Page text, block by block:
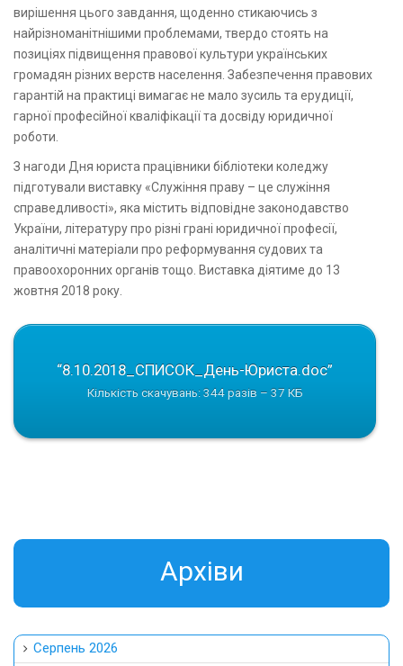
вирішення цього завдання, щоденно стикаючись з
найрізноманітнішими проблемами, твердо стоять на
позиціях підвищення правової культури українських
громадян різних верств населення. Забезпечення правових
гарантій на практиці вимагає не мало зусиль та ерудиції,
гарної професійної кваліфікації та досвіду юридичної
роботи.
З нагоди Дня юриста працівники бібліотеки коледжу
підготували виставку «Служіння праву – це служіння
справедливості», яка містить відповідне законодавство
України, літературу про різні грані юридичної професії,
аналітичні матеріали про реформування судових та
правоохоронних органів тощо. Виставка діятиме до 13
жовтня 2018 року.
“8.10.2018_СПИСОК_День-Юриста.doc”
Кількість скачувань: 344 разів – 37 КБ
Aрхіви
Серпень 2026